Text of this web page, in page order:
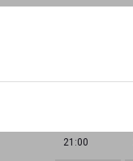
21:00